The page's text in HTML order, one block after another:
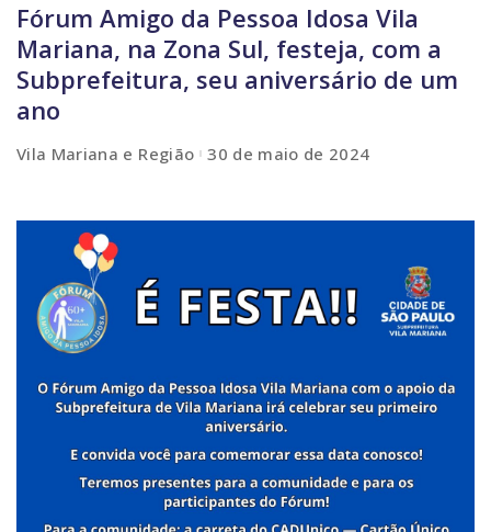
Fórum Amigo da Pessoa Idosa Vila
Mariana, na Zona Sul, festeja, com a
Subprefeitura, seu aniversário de um
ano
Vila Mariana e Região 30 de maio de 2024